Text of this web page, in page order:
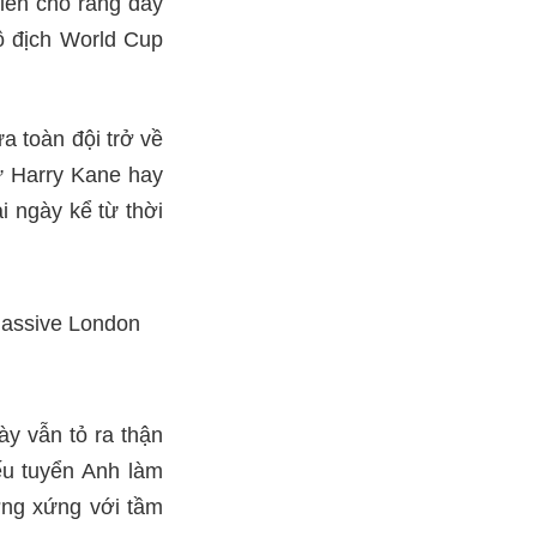
địch World Cup
toàn đội trở về
Kane hay
ngày kể từ thời
vẫn tỏ ra thận
tuyển Anh làm
xứng với tầm